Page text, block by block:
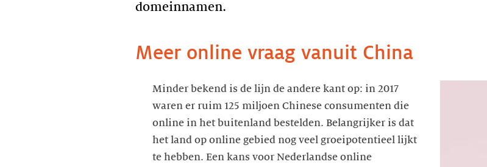
domeinnamen.
Meer online vraag vanuit China
Minder bekend is de lijn de andere kant op: in 2017
waren er ruim 125 miljoen Chinese consumenten die
online in het buitenland bestelden. Belangrijker is dat
het land op online gebied nog veel groeipotentieel lijkt
te hebben. Een kans voor Nederlandse online